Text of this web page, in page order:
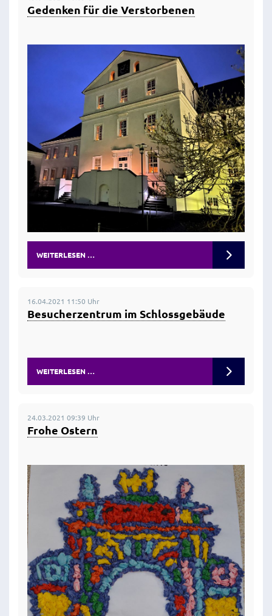
Gedenken für die Verstorbenen
WEITERLESEN …
16.04.2021 11:50 Uhr
Besucherzentrum im Schlossgebäude
WEITERLESEN …
24.03.2021 09:39 Uhr
Frohe Ostern